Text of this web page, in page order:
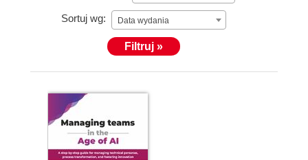
Sortuj wg: Data wydania
Filtruj »